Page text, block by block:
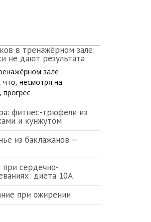
в тренажёрном зале:
не дают результата
зале
что, несмотря на
прогрес
фитнес-трюфели из
и кунжутом
из баклажанов —
при сердечно-
диета 10А
при ожирении